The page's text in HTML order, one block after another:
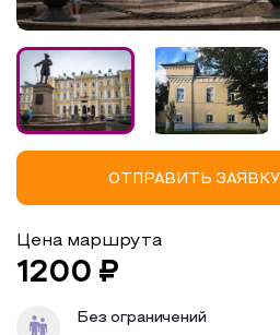
Образовательный туризм
Аттестованные экскурсоводы
Маршруты от экскурсоводов
Доступная средаОТПРАВИТЬ ЗАЯВКУ
Цена маршрута
1200 ₽
Без ограничений